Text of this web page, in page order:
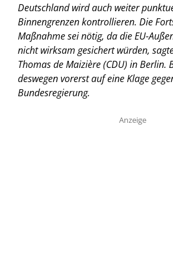
Deutschland wird auch weiter
Binnengrenzen kontrollieren. Die
Maßnahme sei nötig, da die EU-
nicht wirksam gesichert würden,
Thomas de Maizière (CDU) in Berlin.
deswegen vorerst auf eine Klage
Bundesregierung.
Anzeige